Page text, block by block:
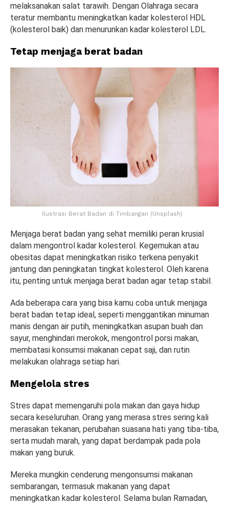
melaksanakan salat tarawih. Dengan Olahraga secara
teratur membantu meningkatkan kadar kolesterol HDL
(kolesterol baik) dan menurunkan kadar kolesterol LDL.
Tetap menjaga berat badan
Ilustrasi Berat Badan di Timbangan (Unsplash)
Menjaga berat badan yang sehat memiliki peran krusial
dalam mengontrol kadar kolesterol. Kegemukan atau
obesitas dapat meningkatkan risiko terkena penyakit
jantung dan peningkatan tingkat kolesterol. Oleh karena
itu, penting untuk menjaga berat badan agar tetap stabil.
Ada beberapa cara yang bisa kamu coba untuk menjaga
berat badan tetap ideal, seperti menggantikan minuman
manis dengan air putih, meningkatkan asupan buah dan
sayur, menghindari merokok, mengontrol porsi makan,
membatasi konsumsi makanan cepat saji, dan rutin
melakukan olahraga setiap hari.
Mengelola stres
Stres dapat memengaruhi pola makan dan gaya hidup
secara keseluruhan. Orang yang merasa stres sering kali
merasakan tekanan, perubahan suasana hati yang tiba-tiba,
serta mudah marah, yang dapat berdampak pada pola
makan yang buruk.
Mereka mungkin cenderung mengonsumsi makanan
sembarangan, termasuk makanan yang dapat
meningkatkan kadar kolesterol. Selama bulan Ramadan,